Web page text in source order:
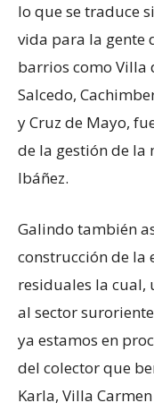
lo que se traduce
vida para la gente
barrios como Villa
Salcedo,
y Cruz de Mayo,
de la gestión de la
Ibáñez.
Galindo también
construcción de la
residuales la cual,
al sector
ya estamos en
del colector que
Karla, Villa